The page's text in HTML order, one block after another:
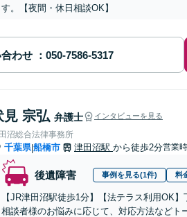
す。【夜間・休日相談OK】
わせ
見 宗弘 弁護士 インタビューを見る
沼総合法律事務所
千葉県|船橋市 津田沼駅 から徒歩2分営業
後遺障害 事例を見る(1件) 料
【JR津田沼駅徒歩1分】【法テラス利用OK
相談者様のお悩みに応じて、対応方法などト